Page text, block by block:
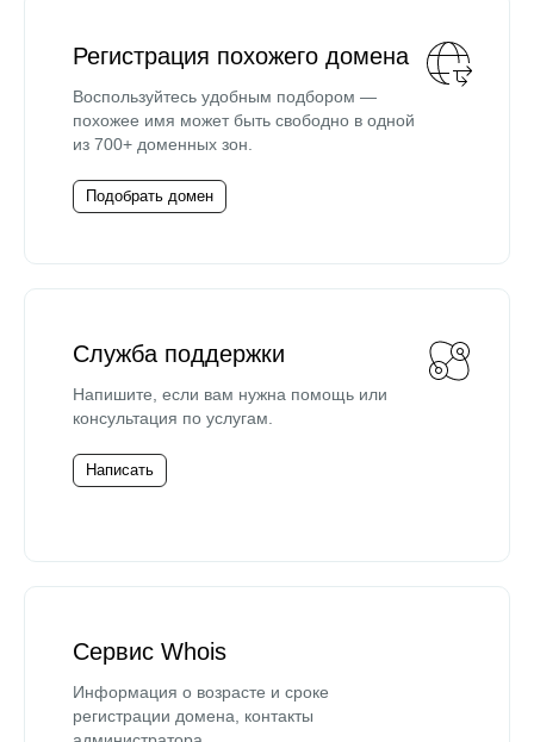
Регистрация похожего домена
Воспользуйтесь удобным подбором —
похожее имя может быть свободно в одной
из 700+ доменных зон.
Подобрать домен
Служба поддержки
Напишите, если вам нужна помощь или
консультация по услугам.
Написать
Сервис Whois
Информация о возрасте и сроке
регистрации домена, контакты